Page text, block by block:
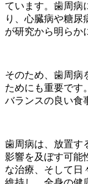
ています。歯周病
り、心臓病や糖尿
が研究から明らか
そのため、歯周病
ためにも重要です
バランスの良い食
歯周病は、放置す
影響を及ぼす可能
な治療、そして日